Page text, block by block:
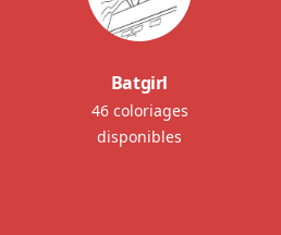
Batgirl
46 coloriages
disponibles